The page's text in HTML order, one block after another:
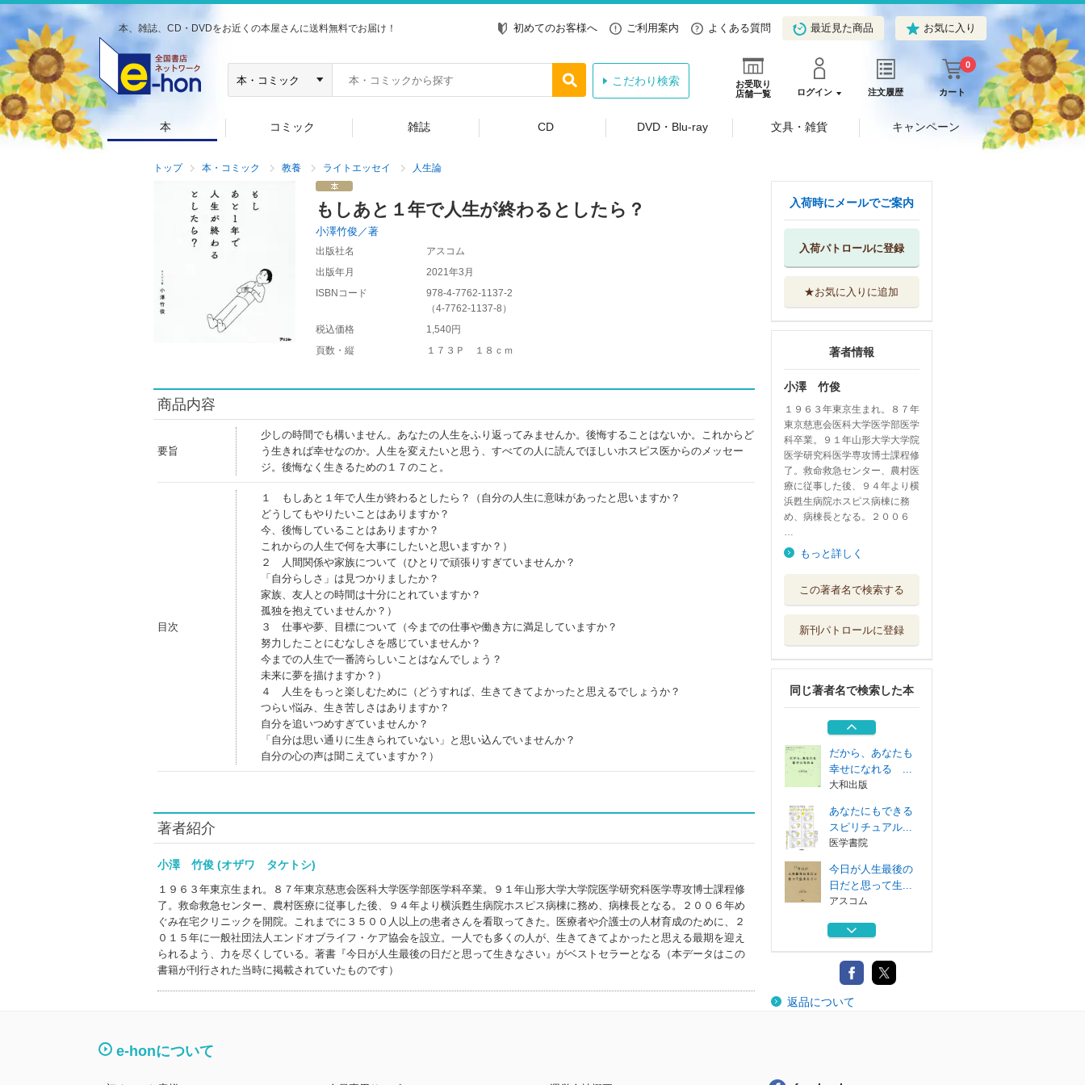
本、雑誌、CD・DVDをお近くの本屋さんに送料無料でお届け！ 初めてのお客様へ ご利用案内 よくある質問 最近見た商品 お気に入り
お受取り
店舗一覧
ログイン 注文履歴 カート
0
こだわり検索
本 コミック 雑誌 CD DVD・Blu-ray 文具・雑貨 キャンペーン
トップ 本・コミック 教養 ライトエッセイ 人生論
もしあと１年で人生が終わるとしたら？
小澤竹俊／著
出版社名
アスコム
出版年月
2021年3月
ISBNコード
978-4-7762-1137-2
（4-7762-1137-8 ）
税込価格
1,540円
頁数・縦
１７３Ｐ １８ｃｍ
商品内容
要旨
少しの時間でも構いません。あなたの人生をふり返ってみませんか。後悔することはないか。これからど
う生きれば幸せなのか。人生を変えたいと思う、すべての人に読んでほしいホスピス医からのメッセー
ジ。後悔なく生きるための１７のこと。
目次
１ もしあと１年で人生が終わるとしたら？（自分の人生に意味があったと思いますか？
どうしてもやりたいことはありますか？
今、後悔していることはありますか？
これからの人生で何を大事にしたいと思いますか？）
２ 人間関係や家族について（ひとりで頑張りすぎていませんか？
「自分らしさ」は見つかりましたか？
家族、友人との時間は十分にとれていますか？
孤独を抱えていませんか？）
３ 仕事や夢、目標について（今までの仕事や働き方に満足していますか？
努力したことにむなしさを感じていませんか？
今までの人生で一番誇らしいことはなんでしょう？
未来に夢を描けますか？）
４ 人生をもっと楽しむために（どうすれば、生きてきてよかったと思えるでしょうか？
つらい悩み、生き苦しさはありますか？
自分を追いつめすぎていませんか？
「自分は思い通りに生きられていない」と思い込んでいませんか？
自分の心の声は聞こえていますか？）
著者紹介
小澤 竹俊 (オザワ タケトシ)
１９６３年東京生まれ。８７年東京慈恵会医科大学医学部医学科卒業。９１年山形大学大学院医学研究科医学専攻博士課程修
了。救命救急センター、農村医療に従事した後、９４年より横浜甦生病院ホスピス病棟に務め、病棟長となる。２００６年め
ぐみ在宅クリニックを開院。これまでに３５００人以上の患者さんを看取ってきた。医療者や介護士の人材育成のために、２
０１５年に一般社団法人エンドオブライフ・ケア協会を設立。一人でも多くの人が、生きてきてよかったと思える最期を迎え
られるよう、力を尽くしている。著書『今日が人生最後の日だと思って生きなさい』がベストセラーとなる（本データはこの
書籍が刊行された当時に掲載されていたものです）
入荷時にメールでご案内
入荷パトロールに登録
★お気に入りに追加
著者情報
小澤 竹俊
１９６３年東京生まれ。８７年
東京慈恵会医科大学医学部医学
科卒業。９１年山形大学大学院
医学研究科医学専攻博士課程修
了。救命救急センター、農村医
療に従事した後、９４年より横
浜甦生病院ホスピス病棟に務
め、病棟長となる。２００６
…
もっと詳しく
この著者名で検索する
新刊パトロールに登録
同じ著者名で検索した本
日だと思って生...
自分を否定しない
アスコム
あなたの強さは、
あなたの弱さか...
アスコム
だから、あなたも
幸せになれる ...
大和出版
あなたにもできる
スピリチュアル...
医学書院
今日が人生最後の
日だと思って生...
アスコム
自分を否定しない
アスコム
あなたの強さは、
あなたの弱さか...
返品について
e-honについて